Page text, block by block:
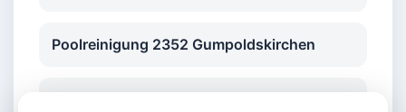
Poolreinigung 2352 Gumpoldskirchen